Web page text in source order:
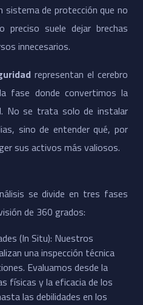
de protección que no
preciso suele dejar brechas
innecesarios.
representan el cerebro
fase donde convertimos la
No se trata solo de instalar
sino de entender qué, por
sus activos más valiosos.
se divide en tres fases
de 360 grados:
(In Situ): Nuestros
una inspección técnica
Evaluamos desde la
físicas y la eficacia de los
las debilidades en los